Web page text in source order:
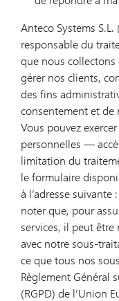
Anteco Systems
responsable du
que nous
gérer nos clients,
des fins
consentement et de
Vous pouvez
personnelles —
limitation du
le formulaire
à l’adresse suivante :
noter que, pour
services, il peut être
avec notre sous-
ce que tous nos
Règlement Général
(RGPD) de l’Union